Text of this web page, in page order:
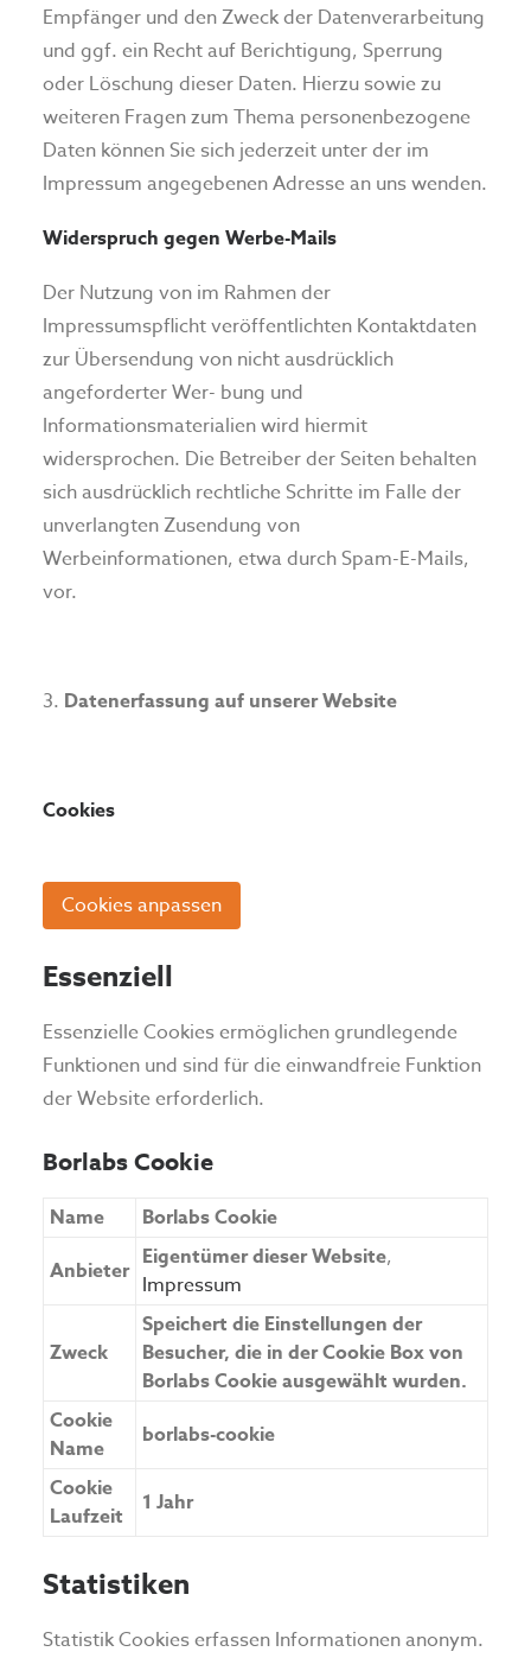
Empfänger und den Zweck der Datenverarbeitung
und ggf. ein Recht auf Berichtigung, Sperrung
oder Löschung dieser Daten. Hierzu sowie zu
weiteren Fragen zum Thema personenbezogene
Daten können Sie sich jederzeit unter der im
Impressum angegebenen Adresse an uns wenden.
Widerspruch gegen Werbe-Mails
Der Nutzung von im Rahmen der
Impressumspflicht veröffentlichten Kontaktdaten
zur Übersendung von nicht ausdrücklich
angeforderter Wer- bung und
Informationsmaterialien wird hiermit
widersprochen. Die Betreiber der Seiten behalten
sich ausdrücklich rechtliche Schritte im Falle der
unverlangten Zusendung von
Werbeinformationen, etwa durch Spam-E-Mails,
vor.
Datenerfassung auf unserer Website
Cookies
Cookies anpassen
Essenziell
Essenzielle Cookies ermöglichen grundlegende
Funktionen und sind für die einwandfreie Funktion
der Website erforderlich.
Borlabs Cookie
Name
Borlabs Cookie
Anbieter Eigentümer dieser Website,
Impressum
Zweck
Speichert die Einstellungen der
Besucher, die in der Cookie Box von
Borlabs Cookie ausgewählt wurden.
Cookie
Name
borlabs-cookie
Cookie
Laufzeit
1 Jahr
Statistiken
Statistik Cookies erfassen Informationen anonym.